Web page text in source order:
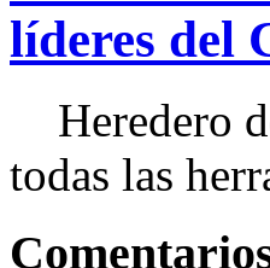
líderes del
Heredero
todas las